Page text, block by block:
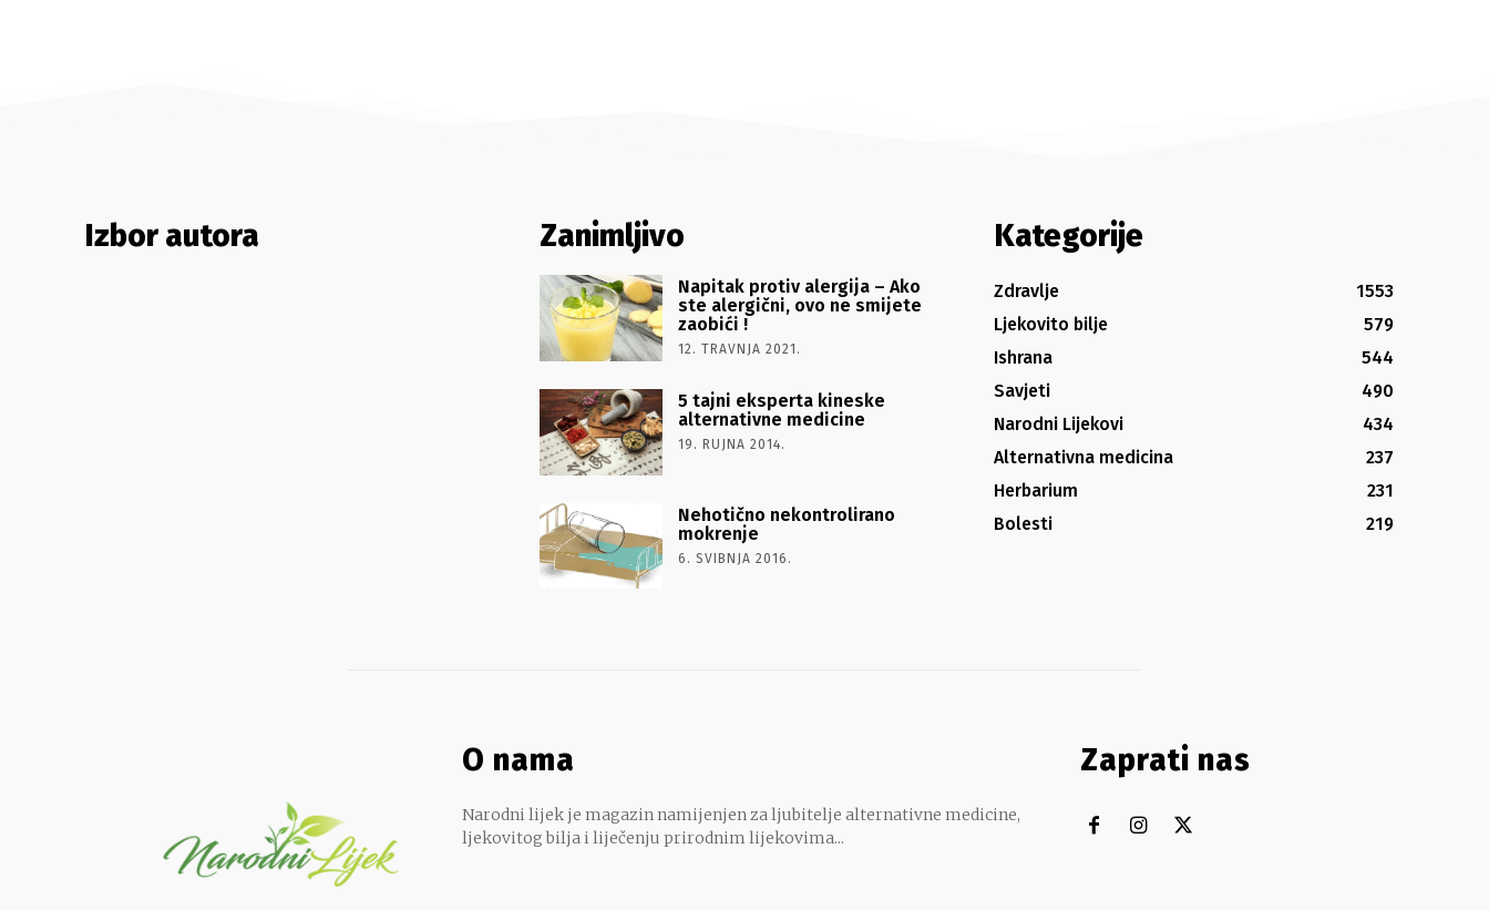
Izbor autora Zanimljivo
Napitak protiv alergija – Ako
ste alergični, ovo ne smijete
zaobići !
12. TRAVNJA 2021.
5 tajni eksperta kineske
alternativne medicine
19. RUJNA 2014.
Nehotično nekontrolirano
mokrenje
6. SVIBNJA 2016.
Kategorije
Zdravlje
1553
Ljekovito bilje
579
Ishrana
544
Savjeti
490
Narodni Lijekovi
434
Alternativna medicina
237
Herbarium
231
Bolesti
219
O nama
Narodni lijek je magazin namijenjen za ljubitelje alternativne medicine,
ljekovitog bilja i liječenju prirodnim lijekovima...
Zaprati nas